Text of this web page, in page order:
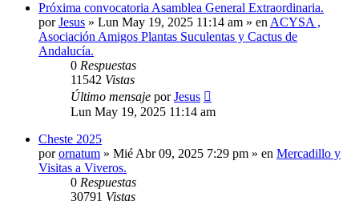
Próxima convocatoria Asamblea General Extraordinaria.
porJesus » Lun May 19, 2025 11:14 am » en ACYSA ,
Asociación Amigos Plantas Suculentas y Cactus de
Andalucía.
0 Respuestas
11542 Vistas
Último mensaje porJesus
Lun May 19, 2025 11:14 am
Cheste 2025
porornatum » Mié Abr 09, 2025 7:29 pm » en Mercadillo y
Visitas a Viveros.
0 Respuestas
30791 Vistas